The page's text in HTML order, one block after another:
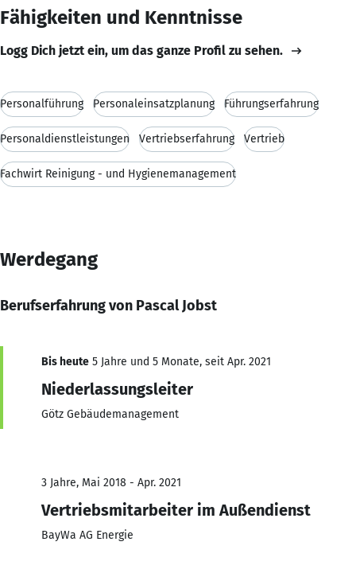
Fähigkeiten und Kenntnisse
Logg Dich jetzt ein, um das ganze Profil zu sehen.
Personalführung Personaleinsatzplanung Führungserfahrung
Personaldienstleistungen Vertriebserfahrung Vertrieb
Fachwirt Reinigung - und Hygienemanagement
Werdegang
Berufserfahrung von Pascal Jobst
Bis heute 5 Jahre und 5 Monate, seit Apr. 2021
Niederlassungsleiter
Götz Gebäudemanagement
3 Jahre, Mai 2018 - Apr. 2021
Vertriebsmitarbeiter im Außendienst
BayWa AG Energie